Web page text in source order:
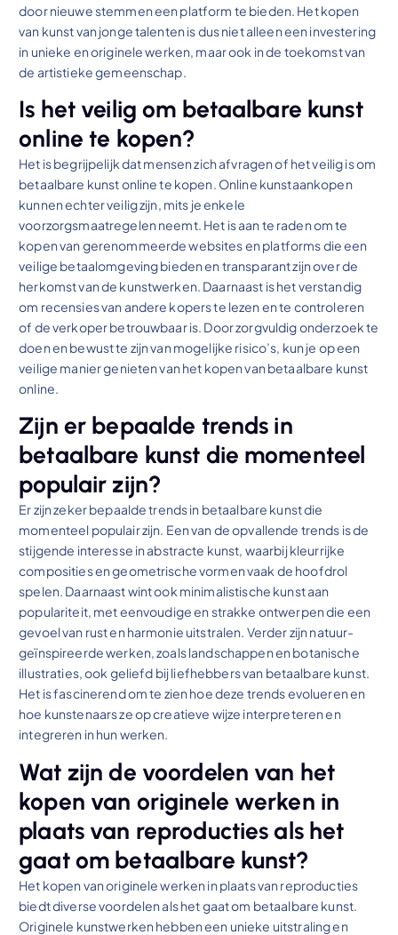
door nieuwe stemmen een platform te bieden. Het kopen
van kunst van jonge talenten is dus niet alleen een investering
in unieke en originele werken, maar ook in de toekomst van
de artistieke gemeenschap.
Is het veilig om betaalbare kunst
online te kopen?
Het is begrijpelijk dat mensen zich afvragen of het veilig is om
betaalbare kunst online te kopen. Online kunstaankopen
kunnen echter veilig zijn, mits je enkele
voorzorgsmaatregelen neemt. Het is aan te raden om te
kopen van gerenommeerde websites en platforms die een
veilige betaalomgeving bieden en transparant zijn over de
herkomst van de kunstwerken. Daarnaast is het verstandig
om recensies van andere kopers te lezen en te controleren
of de verkoper betrouwbaar is. Door zorgvuldig onderzoek te
doen en bewust te zijn van mogelijke risico’s, kun je op een
veilige manier genieten van het kopen van betaalbare kunst
online.
Zijn er bepaalde trends in
betaalbare kunst die momenteel
populair zijn?
Er zijn zeker bepaalde trends in betaalbare kunst die
momenteel populair zijn. Een van de opvallende trends is de
stijgende interesse in abstracte kunst, waarbij kleurrijke
composities en geometrische vormen vaak de hoofdrol
spelen. Daarnaast wint ook minimalistische kunst aan
populariteit, met eenvoudige en strakke ontwerpen die een
gevoel van rust en harmonie uitstralen. Verder zijn natuur-
geïnspireerde werken, zoals landschappen en botanische
illustraties, ook geliefd bij liefhebbers van betaalbare kunst.
Het is fascinerend om te zien hoe deze trends evolueren en
hoe kunstenaars ze op creatieve wijze interpreteren en
integreren in hun werken.
Wat zijn de voordelen van het
kopen van originele werken in
plaats van reproducties als het
gaat om betaalbare kunst?
Het kopen van originele werken in plaats van reproducties
biedt diverse voordelen als het gaat om betaalbare kunst.
Originele kunstwerken hebben een unieke uitstraling en